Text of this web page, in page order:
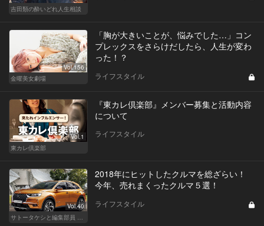
吉田類の酔いどれ人生相談
Vol.156
金曜美女劇場
「胸が大きいことが、悩みでした…」コン
プレックスをさらけだしたら、人生が変わ
った！？
ライフスタイル
Vol.1
東カレ倶楽部
『東カレ倶楽部』メンバー募集と活動内容
について
ライフスタイル
Vol.40
2018年にヒットしたクルマを総ざらい！
今年、売れまくったクルマ５選！
ライフスタイル